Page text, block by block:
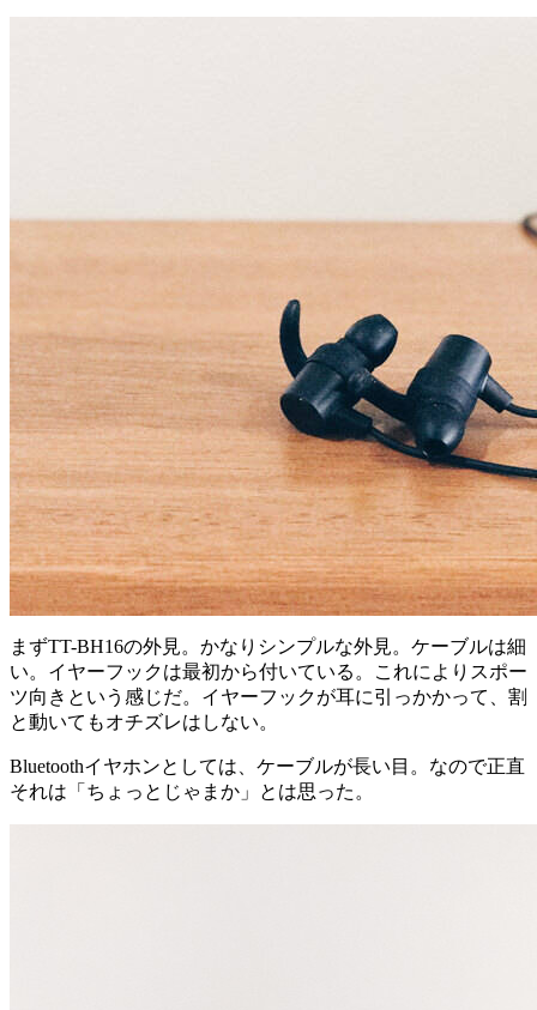
まずTT-BH16の外見。かなりシンプルな外見。ケーブルは細
い。イヤーフックは最初から付いている。これによりスポー
ツ向きという感じだ。イヤーフックが耳に引っかかって、割
と動いてもオチズレはしない。
Bluetoothイヤホンとしては、ケーブルが長い目。なので正直
それは「ちょっとじゃまか」とは思った。